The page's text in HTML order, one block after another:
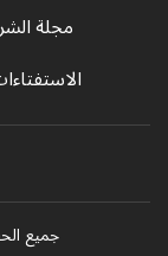
مجلة
جميع الحقوق